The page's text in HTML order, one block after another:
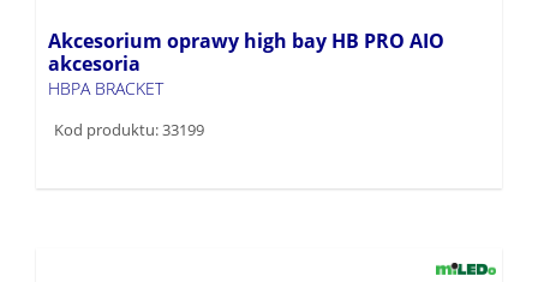
Akcesorium oprawy high bay HB PRO AIO
akcesoria
HBPA BRACKET
Kod produktu: 33199